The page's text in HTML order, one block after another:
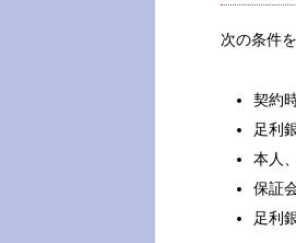
次の条件
契約
足利
本人
保証
足利